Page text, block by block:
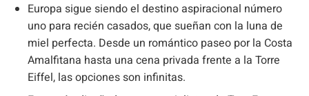
Europa sigue siendo el destino aspiracional número
uno para recién casados, que sueñan con la luna de
miel perfecta. Desde un romántico paseo por la Costa
Amalfitana hasta una cena privada frente a la Torre
Eiffel, las opciones son infinitas.